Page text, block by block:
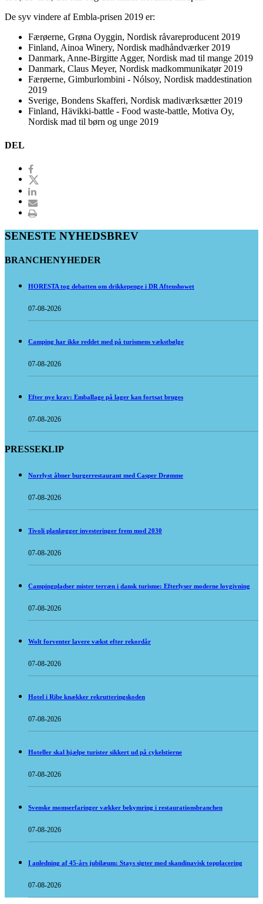
De syv vindere af Embla-prisen 2019 er:
Færøerne, Grøna Oyggin, Nordisk råvareproducent 2019
Finland, Ainoa Winery, Nordisk madhåndværker 2019
Danmark, Anne-Birgitte Agger, Nordisk mad til mange 2019
Danmark, Claus Meyer, Nordisk madkommunikatør 2019
Færøerne, Gimburlombini - Nólsoy, Nordisk maddestination
2019
Sverige, Bondens Skafferi, Nordisk madiværksætter 2019
Finland, Hävikki-battle - Food waste-battle, Motiva Oy,
Nordisk mad til børn og unge 2019
DEL
SENESTE NYHEDSBREV
BRANCHENYHEDER
HORESTA tog debatten om drikkepenge i DR Aftenshowet
07-08-2026
Camping har ikke reddet med på turismens vækstbølge
07-08-2026
Efter nye krav: Emballage på lager kan fortsat bruges
07-08-2026
PRESSEKLIP
Norrlyst åbner burgerrestaurant med Casper Drømme
07-08-2026
Tivoli planlægger investeringer frem mod 2030
07-08-2026
Campingpladser mister terræn i dansk turisme: Efterlyser moderne lovgivning
07-08-2026
Wolt forventer lavere vækst efter rekordår
07-08-2026
Hotel i Ribe knækker rekrutteringskoden
07-08-2026
Hoteller skal hjælpe turister sikkert ud på cykelstierne
07-08-2026
Svenske momserfaringer vækker bekymring i restaurationsbranchen
07-08-2026
I anledning af 45-års jubilæum: Stays sigter mod skandinavisk topplacering
07-08-2026